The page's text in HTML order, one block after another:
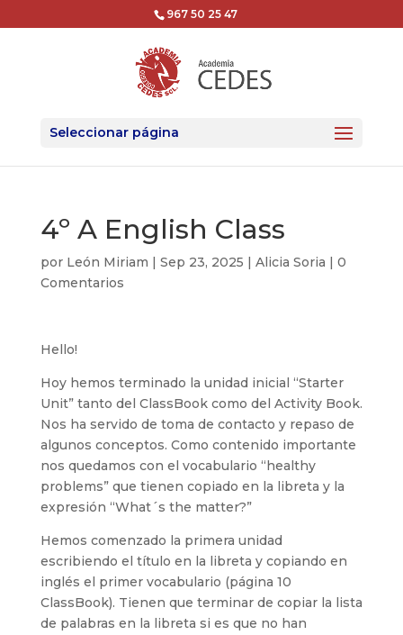
967 50 25 47
Seleccionar página
4º A English Class
por León Miriam | Sep 23, 2025 | Alicia Soria | 0
Comentarios
Hello!
Hoy hemos terminado la unidad inicial “Starter
Unit” tanto del ClassBook como del Activity Book.
Nos ha servido de toma de contacto y repaso de
algunos conceptos. Como contenido importante
nos quedamos con el vocabulario “healthy
problems” que tienen copiado en la libreta y la
expresión “What´s the matter?”
Hemos comenzado la primera unidad
escribiendo el título en la libreta y copiando en
inglés el primer vocabulario (página 10
ClassBook). Tienen que terminar de copiar la lista
de palabras en la libreta si es que no han